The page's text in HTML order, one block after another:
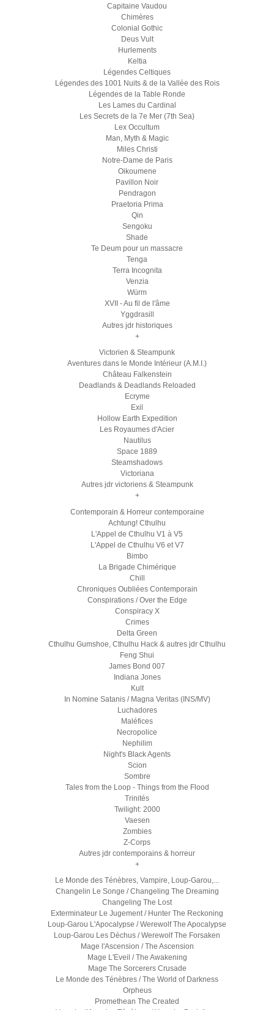
Capitaine Vaudou
Chimères
Colonial Gothic
Deus Vult
Hurlements
Keltia
Légendes Celtiques
Légendes des 1001 Nuits & de la Vallée des Rois
Légendes de la Table Ronde
Les Lames du Cardinal
Les Secrets de la 7e Mer (7th Sea)
Lex Occultum
Man, Myth & Magic
Miles Christi
Notre-Dame de Paris
Oikoumene
Pavillon Noir
Pendragon
Praetoria Prima
Qin
Sengoku
Shade
Te Deum pour un massacre
Tenga
Terra Incognita
Venzia
Würm
XVII - Au fil de l'âme
Yggdrasill
Autres jdr historiques
+
Victorien & Steampunk
Aventures dans le Monde Intérieur (A.M.I.)
Château Falkenstein
Deadlands & Deadlands Reloaded
Ecryme
Exil
Hollow Earth Expedition
Les Royaumes d'Acier
Nautilus
Space 1889
Steamshadows
Victoriana
Autres jdr victoriens & Steampunk
+
Contemporain & Horreur contemporaine
Achtung! Cthulhu
L'Appel de Cthulhu V1 à V5
L'Appel de Cthulhu V6 et V7
Bimbo
La Brigade Chimérique
Chill
Chroniques Oubliées Contemporain
Conspirations / Over the Edge
Conspiracy X
Crimes
Delta Green
Cthulhu Gumshoe, Cthulhu Hack & autres jdr Cthulhu
Feng Shui
James Bond 007
Indiana Jones
Kult
In Nomine Satanis / Magna Veritas (INS/MV)
Luchadores
Maléfices
Necropolice
Nephilim
Night's Black Agents
Scion
Sombre
Tales from the Loop - Things from the Flood
Trinités
Twilight: 2000
Vaesen
Zombies
Z-Corps
Autres jdr contemporains & horreur
+
Le Monde des Ténèbres, Vampire, Loup-Garou,...
Changelin Le Songe / Changeling The Dreaming
Changeling The Lost
Exterminateur Le Jugement / Hunter The Reckoning
Loup-Garou L'Apocalypse / Werewolf The Apocalypse
Loup-Garou Les Déchus / Werewolf The Forsaken
Mage l'Ascension / The Ascension
Mage L'Eveil / The Awakening
Mage The Sorcerers Crusade
Le Monde des Ténèbres / The World of Darkness
Orpheus
Promethean The Created